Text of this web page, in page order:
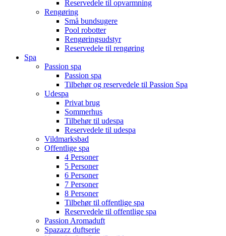
Reservedele til opvarmning
Rengøring
Små bundsugere
Pool robotter
Rengøringsudstyr
Reservedele til rengøring
Spa
Passion spa
Passion spa
Tilbehør og reservedele til Passion Spa
Udespa
Privat brug
Sommerhus
Tilbehør til udespa
Reservedele til udespa
Vildmarksbad
Offentlige spa
4 Personer
5 Personer
6 Personer
7 Personer
8 Personer
Tilbehør til offentlige spa
Reservedele til offentlige spa
Passion Aromaduft
Spazazz duftserie